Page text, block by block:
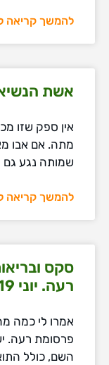
להמשך קריאה
אשת
אין ספק שזו
מתה. אם אבו
שמותה נגע גם
להמשך קריאה
סקס
רעה. יוני 2019
אמרו לי כמה
פרסומת רעה.
השם, כולל